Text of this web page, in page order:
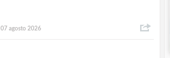
07 agosto 2026